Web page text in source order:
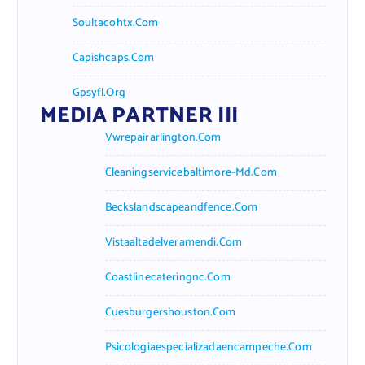
Soultacohtx.com
Capishcaps.com
Gpsyfl.org
MEDIA PARTNER III
Vwrepairarlington.com
Cleaningservicebaltimore-Md.com
Beckslandscapeandfence.com
Vistaaltadelveramendi.com
Coastlinecateringnc.com
Cuesburgershouston.com
Psicologiaespecializadaencampeche.com